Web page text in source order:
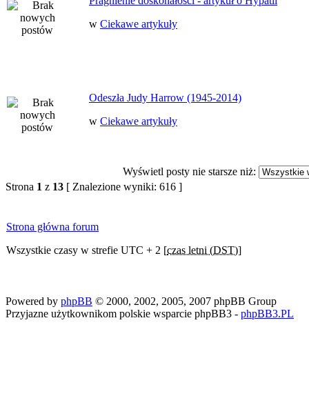
w Ciekawe artykuły
Odeszła Judy Harrow (1945-2014)
w Ciekawe artykuły
Wyświetl posty nie starsze niż:
Strona 1 z 13 [ Znalezione wyniki: 616 ]
Strona główna forum
Wszystkie czasy w strefie UTC + 2 [czas letni (DST)]
Powered by phpBB © 2000, 2002, 2005, 2007 phpBB Group
Przyjazne użytkownikom polskie wsparcie phpBB3 - phpBB3.PL